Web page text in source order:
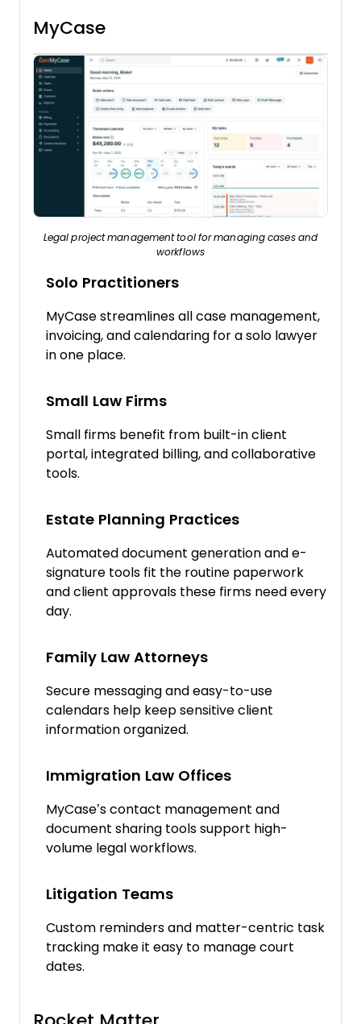
MyCase
Legal project management tool for managing cases and
workflows
Solo Practitioners
MyCase streamlines all case management,
invoicing, and calendaring for a solo lawyer
in one place.
Small Law Firms
Small firms benefit from built-in client
portal, integrated billing, and collaborative
tools.
Estate Planning Practices
Automated document generation and e-
signature tools fit the routine paperwork
and client approvals these firms need every
day.
Family Law Attorneys
Secure messaging and easy-to-use
calendars help keep sensitive client
information organized.
Immigration Law Offices
MyCase’s contact management and
document sharing tools support high-
volume legal workflows.
Litigation Teams
Custom reminders and matter-centric task
tracking make it easy to manage court
dates.